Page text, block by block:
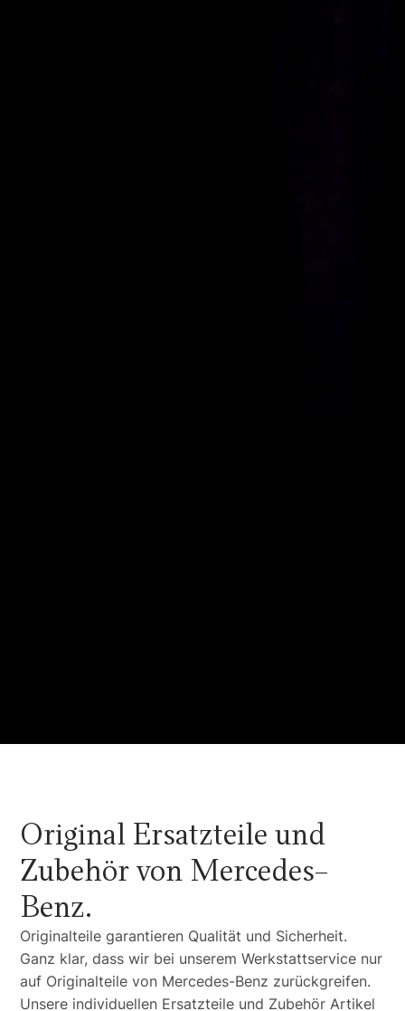
Original Ersatzteile und
Zubehör von Mercedes-
Benz.
Originalteile garantieren Qualität und Sicherheit.
Ganz klar, dass wir bei unserem Werkstattservice nur
auf Originalteile von Mercedes-Benz zurückgreifen.
Unsere individuellen Ersatzteile und Zubehör Artikel